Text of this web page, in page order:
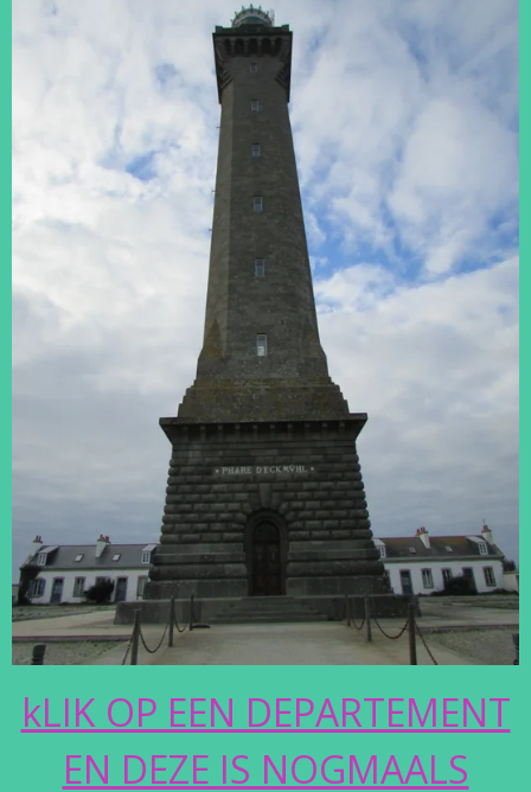
kLIK OP EEN DEPARTEMENT
EN DEZE IS NOGMAALS